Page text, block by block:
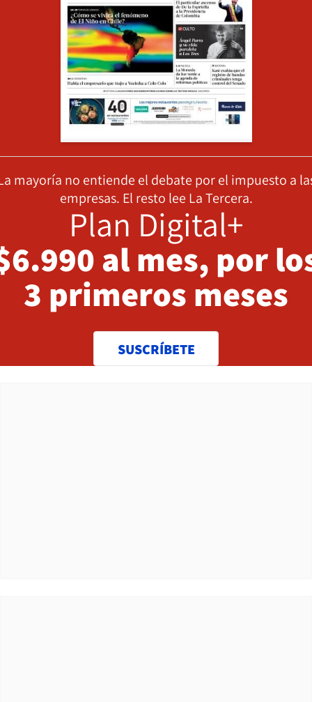
mayoría no entiende el debate por el impuesto a
empresas. El resto lee La Tercera.
Plan Digital+
al mes, por
3 primeros meses
SUSCRÍBETE